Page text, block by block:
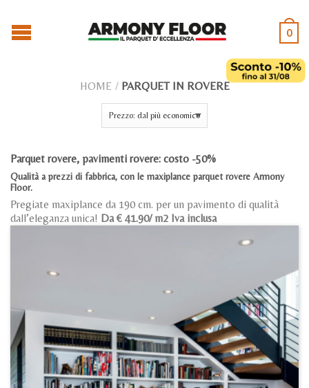
0
HOME / PARQUET IN ROVERE
Parquet rovere, pavimenti rovere: costo -50%
Qualità a prezzi di fabbrica, con le maxiplance parquet rovere Armony
Floor.
Pregiate maxiplance da 190 cm. per un pavimento di qualità
dall’eleganza unica! Da € 41.90/ m2 Iva inclusa